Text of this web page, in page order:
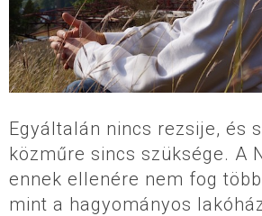
Egyáltalán nincs rezsije, és
közműre sincs szüksége. A
ennek ellenére nem fog
mint a hagyományos